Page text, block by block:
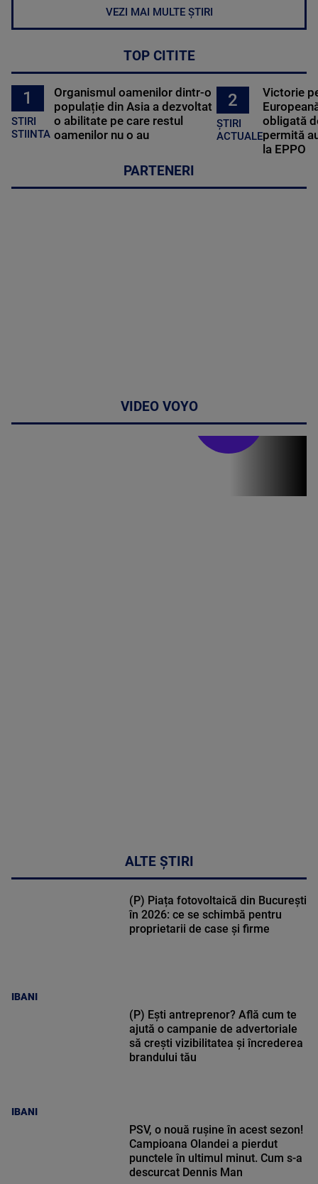
VEZI MAI MULTE ȘTIRI
TOP CITITE
1
STIRI
STIINTA
Organismul oamenilor dintr-o
populație din Asia a dezvoltat
o abilitate pe care restul
oamenilor nu o au
2
ȘTIRI
ACTUALE
Victorie
obligată
permită
la EPPO
PARTENERI
VIDEO VOYO
Stirile PRO TV
ALTE ȘTIRI
IBANI
(P) Piața fotovoltaică din București
în 2026: ce se schimbă pentru
proprietarii de case și firme
IBANI
(P) Ești antreprenor? Află cum te
ajută o campanie de advertoriale
să crești vizibilitatea și încrederea
brandului tău
PSV, o nouă rușine în acest sezon!
Campioana Olandei a pierdut
punctele în ultimul minut. Cum s-a
descurcat Dennis Man